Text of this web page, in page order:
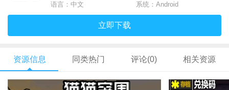
语言：中文
系统：Android
立即下载
资源信息 同类热门 评论(0) 相关资源